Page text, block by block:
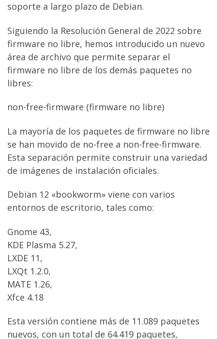
soporte a largo plazo de Debian.
Siguiendo la Resolución General de 2022 sobre
firmware no libre, hemos introducido un nuevo
área de archivo que permite separar el
firmware no libre de los demás paquetes no
libres:
non-free-firmware (firmware no libre)
La mayoría de los paquetes de firmware no libre
se han movido de no-free a non-free-firmware.
Esta separación permite construir una variedad
de imágenes de instalación oficiales.
Debian 12 «bookworm» viene con varios
entornos de escritorio, tales como:
Gnome 43,
KDE Plasma 5.27,
LXDE 11,
LXQt 1.2.0,
MATE 1.26,
Xfce 4.18
Esta versión contiene más de 11.089 paquetes
nuevos, con un total de 64.419 paquetes,